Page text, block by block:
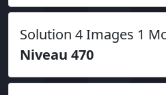
Solution 4 Images 1
Niveau 470